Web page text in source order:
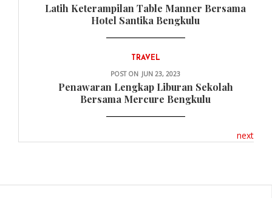
Latih Keterampilan Table Manner Bersama
Hotel Santika Bengkulu
TRAVEL
POST ON JUN 23, 2023
Penawaran Lengkap Liburan Sekolah
Bersama Mercure Bengkulu
next